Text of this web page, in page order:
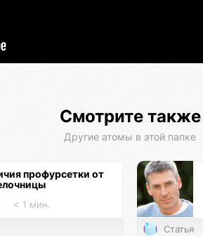
Смотрите также
Другие атомы в этой папке
профурсетки от
< 1 мин.
Статья